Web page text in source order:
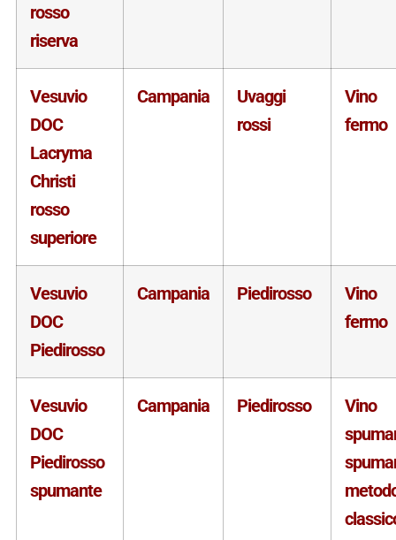
rosso
riserva
Vesuvio
DOC
Lacryma
Christi
rosso
superiore
Campania
Uvaggi
rossi
Vino
fermo
Vesuvio
DOC
Piedirosso
Campania Piedirosso
Vino
fermo
Vesuvio
DOC
Piedirosso
spumante
Campania Piedirosso
Vino